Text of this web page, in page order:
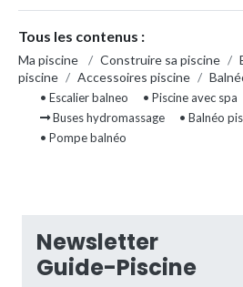
Tous les contenus :
Ma piscine / Construire sa piscine /
piscine / Accessoires piscine /
• Escalier balneo • Piscine avec spa
Buses hydromassage
• Balnéo
• Pompe balnéo
Newsletter
Guide-Piscine